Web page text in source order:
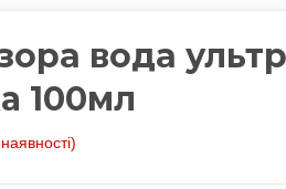
вода
100мл